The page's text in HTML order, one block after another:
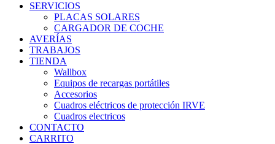
SERVICIOS
PLACAS SOLARES
CARGADOR DE COCHE
AVERÍAS
TRABAJOS
TIENDA
Wallbox
Equipos de recargas portátiles
Accesorios
Cuadros eléctricos de protección IRVE
Cuadros electricos
CONTACTO
CARRITO